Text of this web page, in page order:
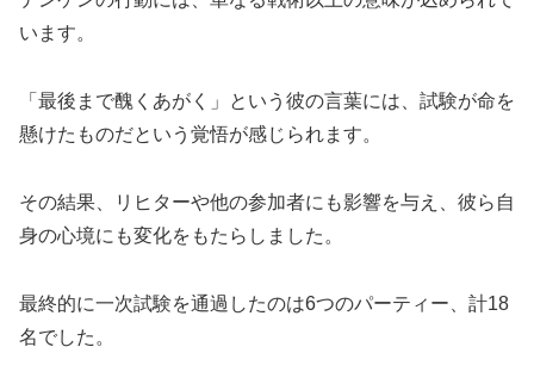
います。
「最後まで醜くあがく」という彼の言葉には、試験が命を
懸けたものだという覚悟が感じられます。
その結果、リヒターや他の参加者にも影響を与え、彼ら自
身の心境にも変化をもたらしました。
最終的に一次試験を通過したのは6つのパーティー、計18
名でした。